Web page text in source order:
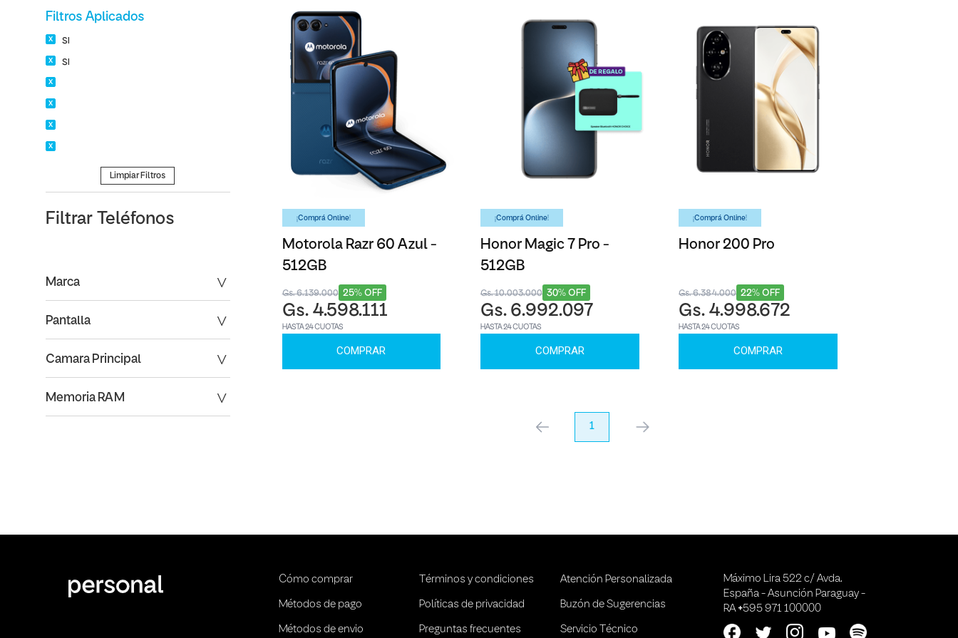
Filtros Aplicados
SI
SI
Limpiar Filtros
Filtrar Teléfonos
Marca
Pantalla
Camara Principal
Memoria RAM
¡Comprá Online!
Motorola Razr 60 Azul -
512GB
25% OFF
Gs. 6.139.000
Gs. 4.598.111
HASTA 24 CUOTAS
COMPRAR
¡Comprá Online!
Honor Magic 7 Pro -
512GB
30% OFF
Gs. 10.003.000
Gs. 6.992.097
HASTA 24 CUOTAS
COMPRAR
¡Comprá Online!
Honor 200 Pro
22% OFF
Gs. 6.384.000
Gs. 4.998.672
HASTA 24 CUOTAS
COMPRAR
anterior 1 próximo
Cómo comprar
Métodos de pago
Métodos de envio
Términos y condiciones
Políticas de privacidad
Preguntas frecuentes
Atención Personalizada
Buzón de Sugerencias
Servicio Técnico
Máximo Lira 522 c/ Avda.
España - Asunción Paraguay -
RA +595 971 100000